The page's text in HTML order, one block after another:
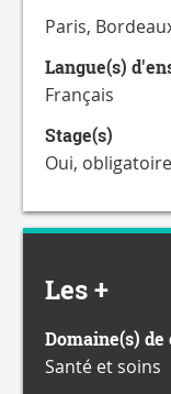
Paris,
Langue(s)
Français
Stage(s)
Oui,
Les +
Domaine(s)
Santé et soins